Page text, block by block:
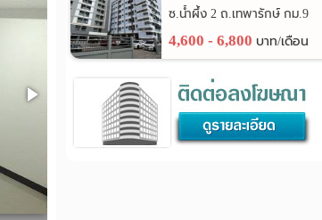
พร้อมเฟอร์นิเจอร์ ที่จอดรถ
ซ.น้ำผึ้ง 2 ถ.เทพารักษ์ กม.9
4,600 - 6,800 บาท/เดือน